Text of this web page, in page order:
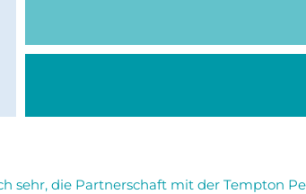
sehr, die Partnerschaft mit der Tempton